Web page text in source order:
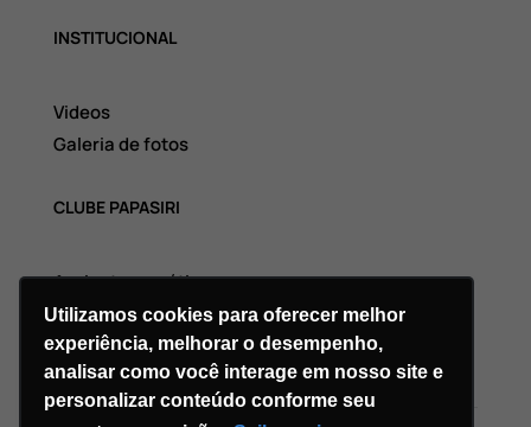
Utilizamos cookies para oferecer melhor
experiência, melhorar o desempenho,
analisar como você interage em nosso site e
personalizar conteúdo conforme seu
INSTITUCIONAL
Videos
Galeria de fotos
CLUBE PAPASIRI
Assinatura grátis